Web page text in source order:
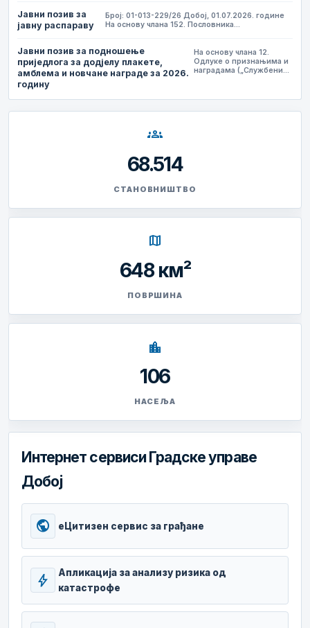
Јавни позив за
јавну распараву
Број: 01-013-229/26 Добој, 01.07.2026. године
На основу члана 152. Пословника…
Јавни позив за подношење
приједлога за додјелу плакете,
амблема и новчане награде за 2026.
годину
На основу члана 12.
Одлуке о признањима и
наградама („Службени…
groups
68.514
СТАНОВНИШТВО
map
648 км²
ПОВРШИНА
location_city
106
НАСЕЉА
Интернет сервиси Градске управе
Добој
public еЦитизен сервис за грађане
bolt
Апликација за анализу ризика од
катастрофе